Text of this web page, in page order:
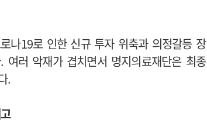
나19로 인한 신규 투자 위축과 의정갈등 장
러 악재가 겹치면서 명지의료재단은 최종
.